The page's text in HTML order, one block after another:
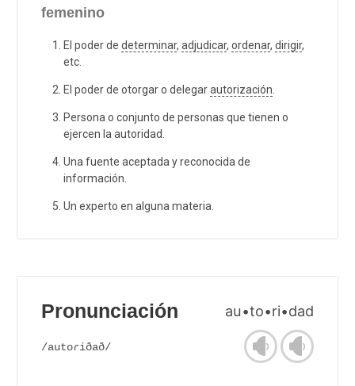
femenino
El poder de determinar, adjudicar, ordenar, dirigir,
etc.
El poder de otorgar o delegarautorización
Persona o conjunto de personas que tienen o
ejercen la autoridad.
Una fuente aceptada y reconocida de
información.
Un experto en alguna materia.
Pronunciación au•to•ri•dad
/autoɾiðað/